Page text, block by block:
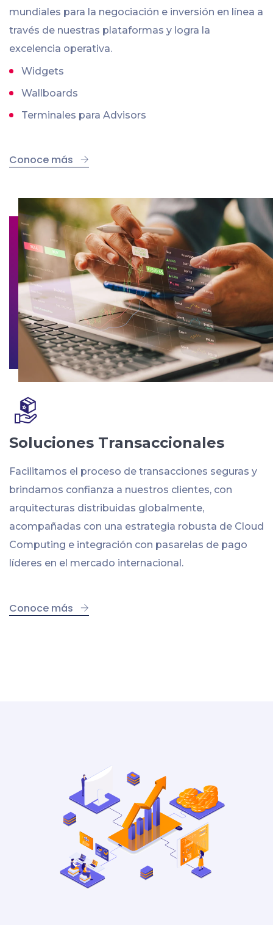
mundiales para la negociación e inversión en línea a
través de nuestras plataformas y logra la
excelencia operativa.
Widgets
Wallboards
Terminales para Advisors
Conoce más
Soluciones Transaccionales
Facilitamos el proceso de transacciones seguras y
brindamos confianza a nuestros clientes, con
arquitecturas distribuidas globalmente,
acompañadas con una estrategia robusta de Cloud
Computing e integración con pasarelas de pago
líderes en el mercado internacional.
Conoce más